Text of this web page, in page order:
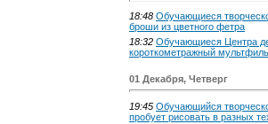
18:48 Обучающиеся
броши из цветного фетра
18:32 Обучающиеся Центра
короткометражный
01 Декабря, Четверг
19:45 Обучающийся
пробует рисовать в разных